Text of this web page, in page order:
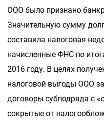
ООО было признано
Значительную сумму
составила налоговая
начисленные ФНС по
2016 году. В целях
налоговой выгоды ООО
договоры субподряда с
сокрытые от